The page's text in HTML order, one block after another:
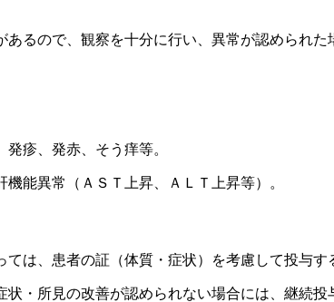
あるので、観察を十分に行い、異常が認められ
疹、発赤、そう痒等。
能異常（ＡＳＴ上昇、ＡＬＴ上昇等）。
は、患者の証（体質・症状）を考慮して投与す
・所見の改善が認められない場合には、継続投